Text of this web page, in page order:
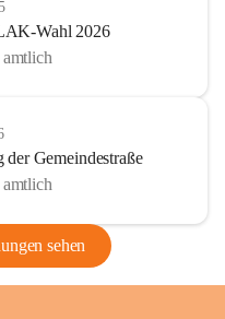
Wahl 2026
Gemeindestraße
sehen